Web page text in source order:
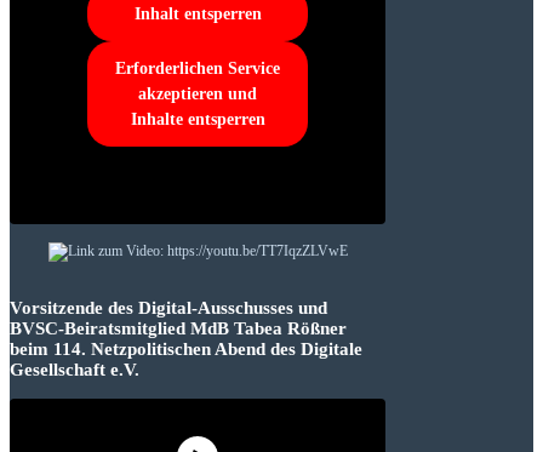
Inhalt entsperren
Erforderlichen Service
akzeptieren und
Inhalte entsperren
Vorsitzende des Digital-Ausschusses und
BVSC-Beiratsmitglied MdB Tabea Rößner
beim 114. Netzpolitischen Abend des Digitale
Gesellschaft e.V.